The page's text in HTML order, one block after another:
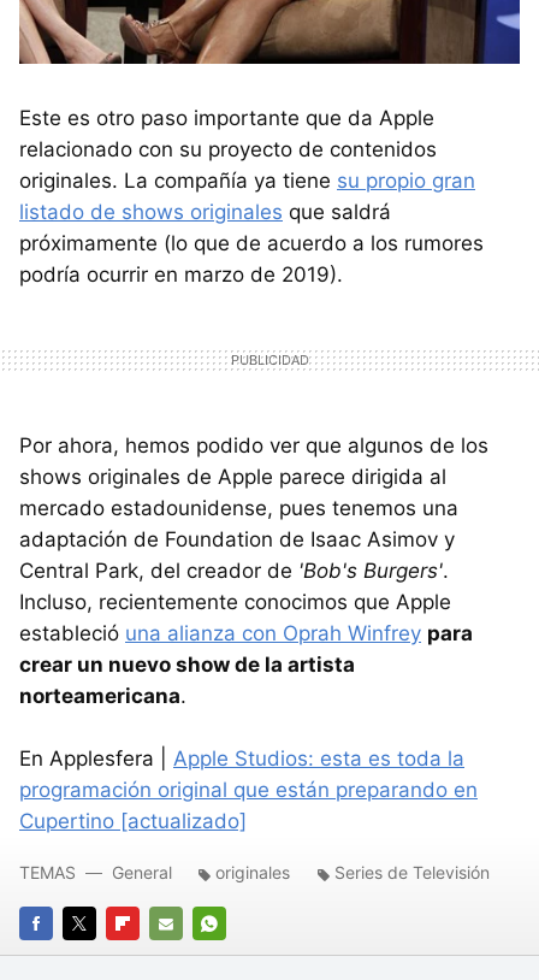
Este es otro paso importante que da Apple
relacionado con su proyecto de contenidos
originales. La compañía ya tiene su propio gran
listado de shows originales que saldrá
próximamente (lo que de acuerdo a los rumores
podría ocurrir en marzo de 2019).
Por ahora, hemos podido ver que algunos de los
shows originales de Apple parece dirigida al
mercado estadounidense, pues tenemos una
adaptación de Foundation de Isaac Asimov y
Central Park, del creador de 'Bob's Burgers'.
Incluso, recientemente conocimos que Apple
estableció una alianza con Oprah Winfrey para
crear un nuevo show de la artista
norteamericana.
En Applesfera | Apple Studios: esta es toda la
programación original que están preparando en
Cupertino [actualizado]
FACEBOOK
TWITTERFLIPBOARD
E-
WHATSAPP
TEMAS General originales Series de Televisión